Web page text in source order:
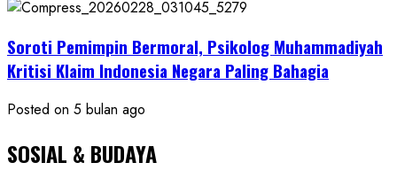
Soroti Pemimpin Bermoral, Psikolog Muhammadiyah
Kritisi Klaim Indonesia Negara Paling Bahagia
Posted on 5 bulan ago
SOSIAL & BUDAYA